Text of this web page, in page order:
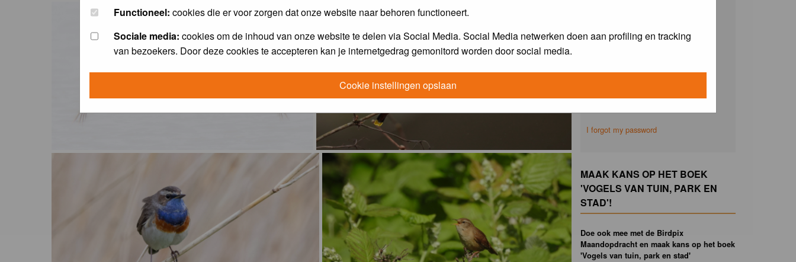
Functioneel: cookies die er voor zorgen dat onze website naar behoren functioneert.
Sociale media: cookies om de inhoud van onze website te delen via Social Media. Social Media netwerken doen aan profiling en tracking
van bezoekers. Door deze cookies te accepteren kan je internetgedrag gemonitord worden door social media.
Cookie instellingen opslaan
I forgot my password
MAAK KANS OP HET BOEK
'VOGELS VAN TUIN, PARK EN
STAD'!
Doe ook mee met de Birdpix
Maandopdracht en maak kans op het boek
'Vogels van tuin, park en stad'